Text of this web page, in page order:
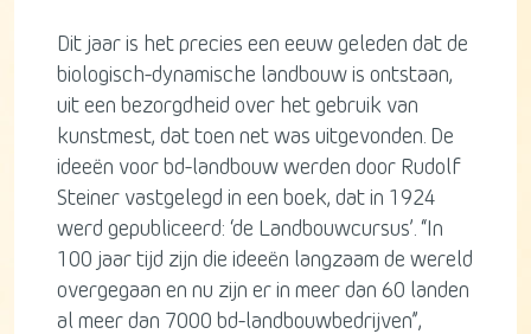
Dit jaar is het precies een eeuw geleden dat de
biologisch-dynamische landbouw is ontstaan,
uit een bezorgdheid over het gebruik van
kunstmest, dat toen net was uitgevonden. De
ideeën voor bd-landbouw werden door Rudolf
Steiner vastgelegd in een boek, dat in 1924
werd gepubliceerd: ‘de Landbouwcursus’. “In
100 jaar tijd zijn die ideeën langzaam de wereld
overgegaan en nu zijn er in meer dan 60 landen
al meer dan 7000 bd-landbouwbedrijven”,